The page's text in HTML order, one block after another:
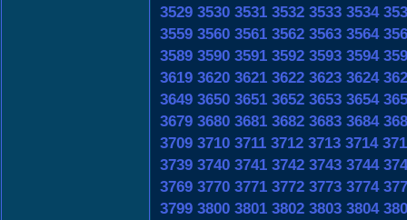
3529 3530 3531 3532 3533 3534
3559 3560 3561 3562 3563 3564
3589 3590 3591 3592 3593 3594
3619 3620 3621 3622 3623 3624
3649 3650 3651 3652 3653 3654
3679 3680 3681 3682 3683 3684
3709 3710 3711 3712 3713 3714
3739 3740 3741 3742 3743 3744
3769 3770 3771 3772 3773 3774
3799 3800 3801 3802 3803 3804